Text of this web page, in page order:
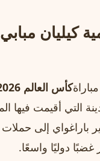
كأس العالم 2026
التي أقيمت
باراغواي إلى
دوليًا واسعًا.